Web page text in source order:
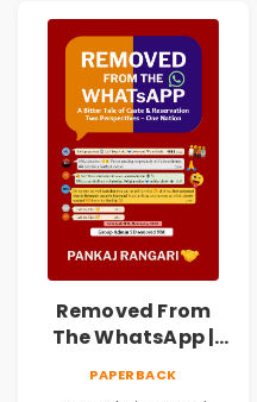
Connection
Removed From
The WhatsApp |
PAPERBACK